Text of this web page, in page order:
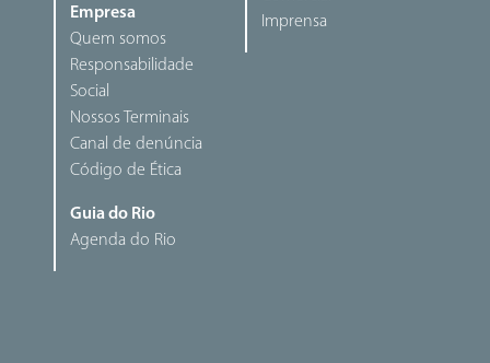
Empresa
Quem somos
Responsabilidade
Social
Nossos Terminais
Canal de denúncia
Código de Ética
Guia do Rio
Agenda do Rio
Imprensa